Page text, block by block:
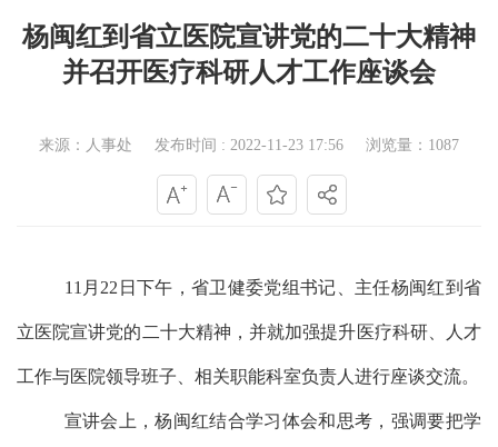
杨闽红到省立医院宣讲党的二十大精神
并召开医疗科研人才工作座谈会
来源：人事处 发布时间 : 2022-11-23 17:56 浏览量：1087
11月 22 日下午， 省卫健委党组书记、主任杨闽红到省
立医院宣讲党的二十大精神，并就加强提升医疗科研、人才
工作与医院领导班子、相关职能科室负责人 进行座谈交流。
宣讲会上，杨闽红结合学习体会和思考， 强调要把学